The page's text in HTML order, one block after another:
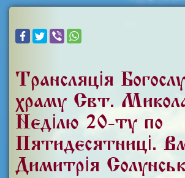
Трансляція
храму Свт.
Неділю 20-ту по
П'ятидесятниці.
Димитрія